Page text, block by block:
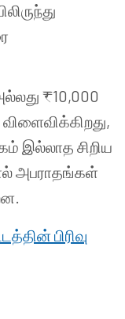
₹10,000
இல்லாத சிறிய
அபராதங்கள்
பிரிவு